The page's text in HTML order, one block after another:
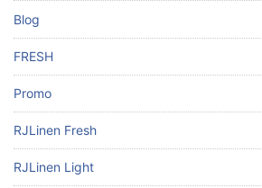
Blog
FRESH
Promo
RJLinen Fresh
RJLinen Light